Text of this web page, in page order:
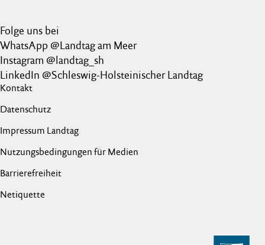
Folge uns bei
WhatsApp @Landtag am Meer
Instagram @landtag_sh
LinkedIn @Schleswig-Holsteinischer Landtag
Kontakt
Datenschutz
Impressum Landtag
Nutzungsbedingungen für Medien
Barrierefreiheit
Netiquette